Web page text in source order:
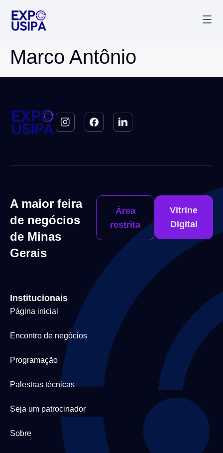
Marco Antônio
A maior feira
de negócios
de Minas
Gerais
Área
restrita
Vitrine
Digital
Institucionais
Página inicial
Encontro de negócios
Programação
Palestras técnicas
Seja um patrocinador
Sobre